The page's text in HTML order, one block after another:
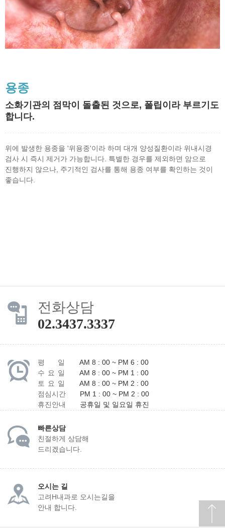
용종
소화기관의 점막이 돌출된 것으로, 폴립이라 부르기도
합니다.
위에 발생한 용종을 '위용종'이라 하며 대개 양성질환이라 위내시경
검사 시 즉시 제거가 가능합니다. 특별한 경우를 제외하면 암으로
진행하지 않으나, 주기적인 검사를 통해 용종 여부를 확인하는 것이
좋습니다.
전화상담
02.3437.3337
평 일
AM 8 : 00 ~ PM 6 : 00
수 요 일
AM 8 : 00 ~ PM 1 : 00
토 요 일
AM 8 : 00 ~ PM 2 : 00
점심시간
PM 1 : 00 ~ PM 2 : 00
휴진안내
공휴일 및 일요일 휴진
빠른상담
친절하게 상담해
드리겠습니다.
오시는 길
고려H내과로 오시는길을
안내 합니다.